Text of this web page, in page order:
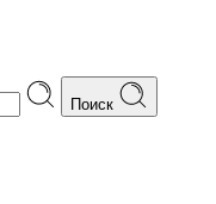
Поиск